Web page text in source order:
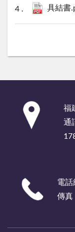
具結書
福
通
電
傳真